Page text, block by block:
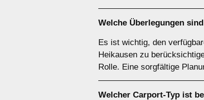
Welche Überlegungen
Es ist wichtig, den
Heikausen zu
Rolle. Eine sorgfältige
Welcher Carport-Typ ist